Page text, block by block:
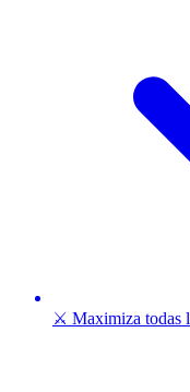
⚔️ Maximiza todas